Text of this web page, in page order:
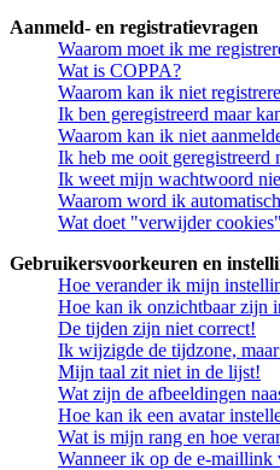
Aanmeld- en registratievragen
Waarom moet ik me
Wat is COPPA?
Waarom kan ik niet
Ik ben geregistreerd maar
Waarom kan ik niet
Ik heb me ooit geregistreerd
Ik weet mijn wachtwoord
Waarom word ik
Wat doet "verwijder
Gebruikersvoorkeuren en
Hoe verander ik mijn
Hoe kan ik onzichtbaar zijn
De tijden zijn niet correct!
Ik wijzigde de tijdzone,
Mijn taal zit niet in de lijst!
Wat zijn de afbeeldingen
Hoe kan ik een avatar
Wat is mijn rang en hoe
Wanneer ik op de e-maillink